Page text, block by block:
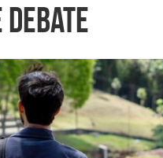
debate